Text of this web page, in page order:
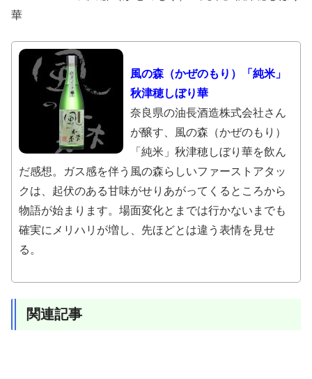
華
風の森（かぜのもり）「純米」
秋津穂しぼり華
奈良県の油長酒造株式会社さん
が醸す、風の森（かぜのもり）
「純米」秋津穂しぼり華を飲ん
だ感想。ガス感を伴う風の森らしいファーストアタッ
クは、起伏のある甘味がせりあがってくるところから
物語が始まります。場面変化とまでは行かないまでも
確実にメリハリが増し、先ほどとは違う表情を見せ
る。
関連記事